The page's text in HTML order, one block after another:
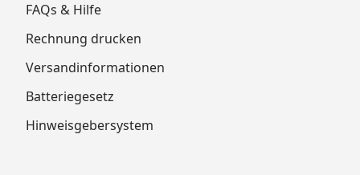
FAQs & Hilfe
Rechnung drucken
Versandinformationen
Batteriegesetz
Hinweisgebersystem